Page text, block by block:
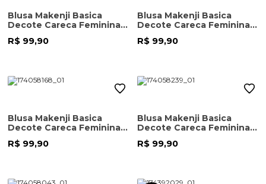
Blusa Makenji Basica
Decote Careca Feminina
Goiaba
R$ 99,90
Blusa Makenji Basica
Decote Careca Feminina
Cinza Grafite
R$ 99,90
Blusa Makenji Basica
Decote Careca Feminina
Bege Escuro
R$ 99,90
Blusa Makenji Basica
Decote Careca Feminina
Berinjela
R$ 99,90